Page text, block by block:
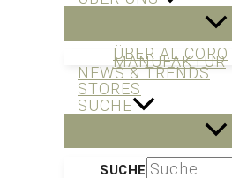
ÜBER AL CORO
MANUFAKTUR
NEWS & TRENDS
STORES
SUCHE
SUCHE